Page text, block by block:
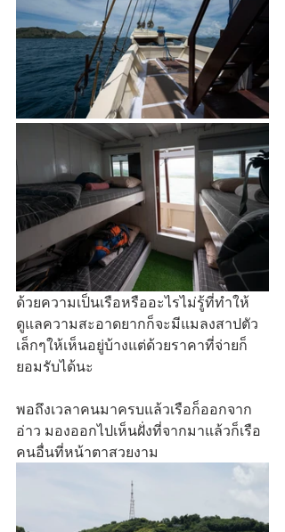
ด้วยความเป็นเรือหรืออะไรไม่รู้ที่ทำให้
ดูแลความสะอาดยากก็จะมีแมลงสาปตัว
เล็กๆให้เห็นอยู่บ้างแต่ด้วยราคาที่จ่ายก็
ยอมรับได้นะ
พอถึงเวลาคนมาครบแล้วเรือก็ออกจาก
อ่าว มองออกไปเห็นฝั่งที่จากมาแล้วก็เรือ
คนอื่นที่หน้าตาสวยงาม